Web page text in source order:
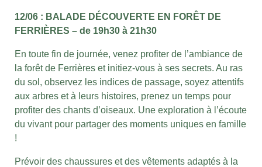
12/06 : BALADE DÉCOUVERTE EN FORÊT DE
FERRIÈRES – de 19h30 à 21h30
En toute fin de journée, venez profiter de l’ambiance de
la forêt de Ferrières et initiez-vous à ses secrets. Au ras
du sol, observez les indices de passage, soyez attentifs
aux arbres et à leurs histoires, prenez un temps pour
profiter des chants d’oiseaux. Une exploration à l’écoute
du vivant pour partager des moments uniques en famille
!
Prévoir des chaussures et des vêtements adaptés à la